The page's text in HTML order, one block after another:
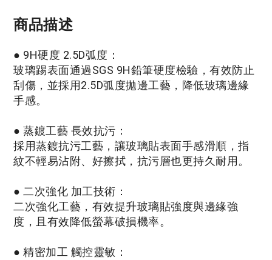
商品描述
● 9H硬度 2.5D弧度 ：
玻璃踢表面通過SGS 9H鉛筆硬度檢驗，有效防止
刮傷，並採用2.5D弧度拋邊工藝，降低玻璃邊緣
手感。
● 蒸鍍工藝 長效抗污 ：
採用蒸鍍抗污工藝，讓玻璃貼表面手感滑順，指
紋不輕易沾附、好擦拭，抗污層也更持久耐用。
● 二次強化 加工技術：
二次強化工藝，有效提升玻璃貼強度與邊緣強
度，且有效降低螢幕破損機率。
● 精密加工 觸控靈敏：